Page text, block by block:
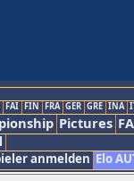
FAI FIN FRA GER GRE INA
Pictures
anmelden Elo